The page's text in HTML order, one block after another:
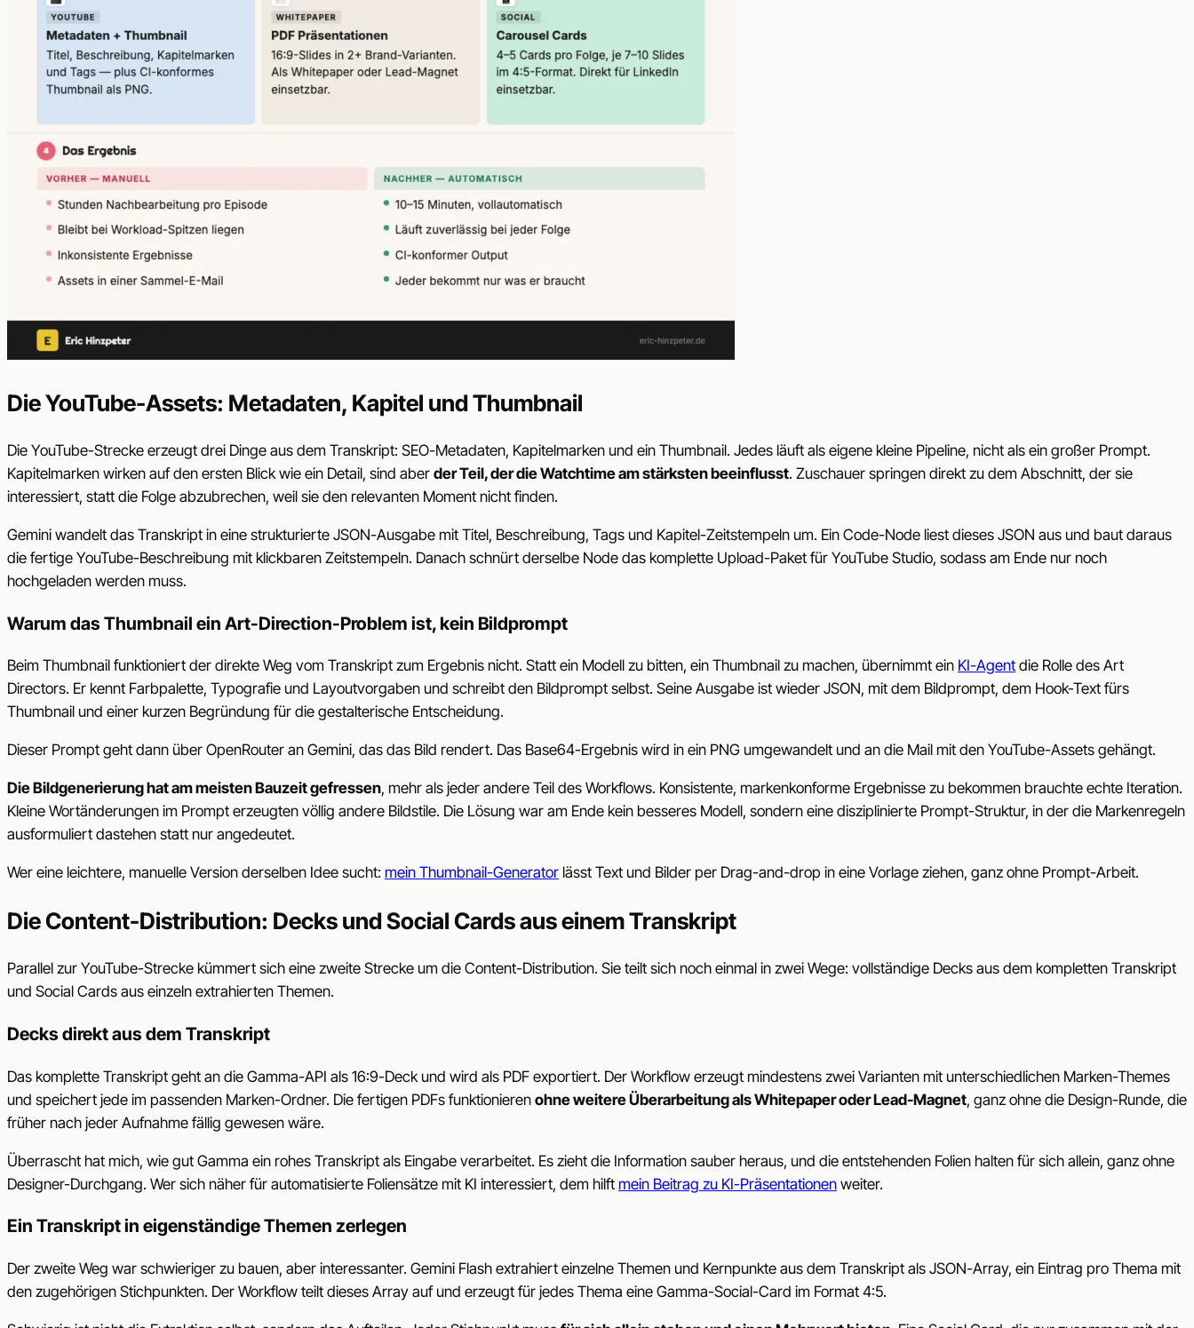
Die YouTube-Assets: Metadaten, Kapitel und Thumbnail
Die YouTube-Strecke erzeugt drei Dinge aus dem Transkript: SEO-Metadaten, Kapitelmarken und ein Thumbnail. Jedes läuft als eigene kleine Pipeline, nicht als ein großer Prompt.
Kapitelmarken wirken auf den ersten Blick wie ein Detail, sind aber der Teil, der die Watchtime am stärksten beeinflusst. Zuschauer springen direkt zu dem Abschnitt, der sie
interessiert, statt die Folge abzubrechen, weil sie den relevanten Moment nicht finden.
Gemini wandelt das Transkript in eine strukturierte JSON-Ausgabe mit Titel, Beschreibung, Tags und Kapitel-Zeitstempeln um. Ein Code-Node liest dieses JSON aus und baut daraus
die fertige YouTube-Beschreibung mit klickbaren Zeitstempeln. Danach schnürt derselbe Node das komplette Upload-Paket für YouTube Studio, sodass am Ende nur noch
hochgeladen werden muss.
Warum das Thumbnail ein Art-Direction-Problem ist, kein Bildprompt
Beim Thumbnail funktioniert der direkte Weg vom Transkript zum Ergebnis nicht. Statt ein Modell zu bitten, ein Thumbnail zu machen, übernimmt ein KI-Agent die Rolle des Art
Directors. Er kennt Farbpalette, Typografie und Layoutvorgaben und schreibt den Bildprompt selbst. Seine Ausgabe ist wieder JSON, mit dem Bildprompt, dem Hook-Text fürs
Thumbnail und einer kurzen Begründung für die gestalterische Entscheidung.
Dieser Prompt geht dann über OpenRouter an Gemini, das das Bild rendert. Das Base64-Ergebnis wird in ein PNG umgewandelt und an die Mail mit den YouTube-Assets gehängt.
Die Bildgenerierung hat am meisten Bauzeit gefressen, mehr als jeder andere Teil des Workflows. Konsistente, markenkonforme Ergebnisse zu bekommen brauchte echte Iteration.
Kleine Wortänderungen im Prompt erzeugten völlig andere Bildstile. Die Lösung war am Ende kein besseres Modell, sondern eine disziplinierte Prompt-Struktur, in der die Markenregeln
ausformuliert dastehen statt nur angedeutet.
Wer eine leichtere, manuelle Version derselben Idee sucht: mein Thumbnail-Generator lässt Text und Bilder per Drag-and-drop in eine Vorlage ziehen, ganz ohne Prompt-Arbeit.
Die Content-Distribution: Decks und Social Cards aus einem Transkript
Parallel zur YouTube-Strecke kümmert sich eine zweite Strecke um die Content-Distribution. Sie teilt sich noch einmal in zwei Wege: vollständige Decks aus dem kompletten Transkript
und Social Cards aus einzeln extrahierten Themen.
Decks direkt aus dem Transkript
Das komplette Transkript geht an die Gamma-API als 16:9-Deck und wird als PDF exportiert. Der Workflow erzeugt mindestens zwei Varianten mit unterschiedlichen Marken-Themes
und speichert jede im passenden Marken-Ordner. Die fertigen PDFs funktionieren ohne weitere Überarbeitung als Whitepaper oder Lead-Magnet, ganz ohne die Design-Runde, die
früher nach jeder Aufnahme fällig gewesen wäre.
Überrascht hat mich, wie gut Gamma ein rohes Transkript als Eingabe verarbeitet. Es zieht die Information sauber heraus, und die entstehenden Folien halten für sich allein, ganz ohne
Designer-Durchgang. Wer sich näher für automatisierte Foliensätze mit KI interessiert, dem hilft mein Beitrag zu KI-Präsentationen weiter.
Ein Transkript in eigenständige Themen zerlegen
Der zweite Weg war schwieriger zu bauen, aber interessanter. Gemini Flash extrahiert einzelne Themen und Kernpunkte aus dem Transkript als JSON-Array, ein Eintrag pro Thema mit
den zugehörigen Stichpunkten. Der Workflow teilt dieses Array auf und erzeugt für jedes Thema eine Gamma-Social-Card im Format 4:5.